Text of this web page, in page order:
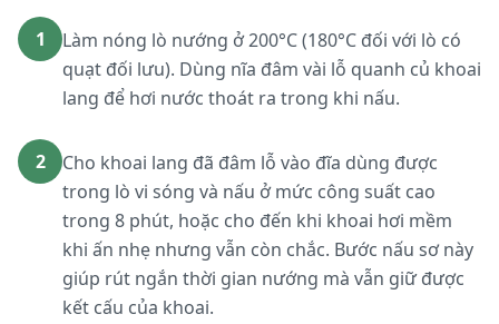
1
Làm nóng lò nướng ở 200°C (180°C đối với lò có
quạt đối lưu). Dùng nĩa đâm vài lỗ quanh củ khoai
lang để hơi nước thoát ra trong khi nấu.
2
Cho khoai lang đã đâm lỗ vào đĩa dùng được
trong lò vi sóng và nấu ở mức công suất cao
trong 8 phút, hoặc cho đến khi khoai hơi mềm
khi ấn nhẹ nhưng vẫn còn chắc. Bước nấu sơ này
giúp rút ngắn thời gian nướng mà vẫn giữ được
kết cấu của khoai.